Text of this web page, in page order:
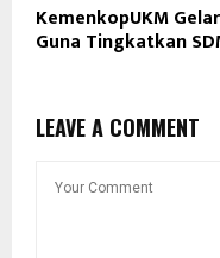
KemenkopUKM
Guna Tingkatkan
LEAVE A COMMENT